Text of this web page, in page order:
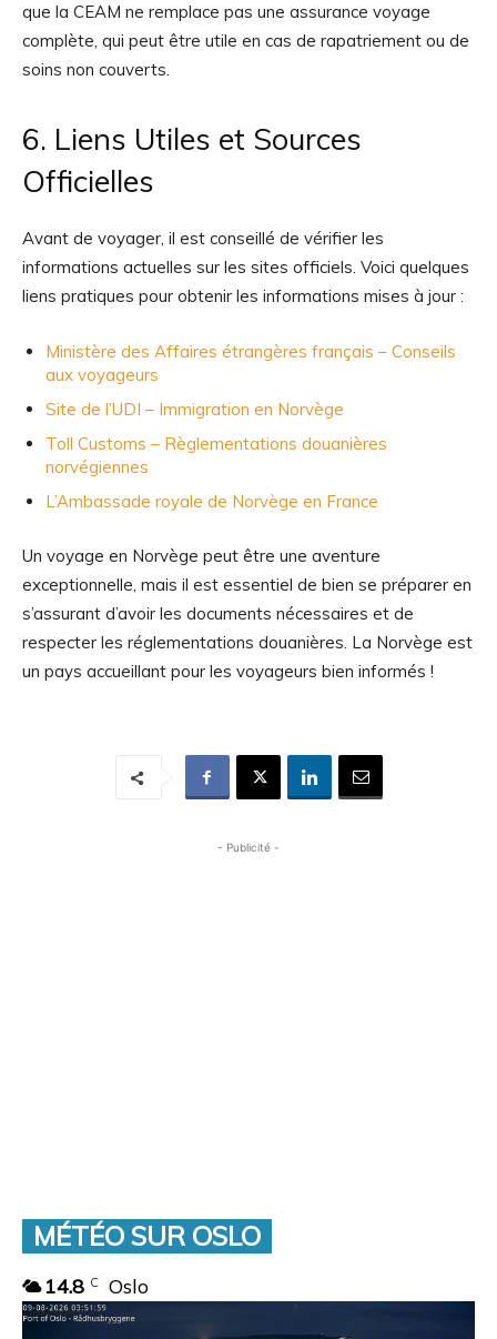
que la CEAM ne remplace pas une assurance voyage
complète, qui peut être utile en cas de rapatriement ou de
soins non couverts.
6. Liens Utiles et Sources
Officielles
Avant de voyager, il est conseillé de vérifier les
informations actuelles sur les sites officiels. Voici quelques
liens pratiques pour obtenir les informations mises à jour :
Ministère des Affaires étrangères français – Conseils
aux voyageurs
Site de l’UDI – Immigration en Norvège
Toll Customs – Règlementations douanières
norvégiennes
L’Ambassade royale de Norvège en France
Un voyage en Norvège peut être une aventure
exceptionnelle, mais il est essentiel de bien se préparer en
s’assurant d’avoir les documents nécessaires et de
respecter les réglementations douanières. La Norvège est
un pays accueillant pour les voyageurs bien informés !
- Publicité -
MÉTÉO SUR OSLO
14.8 C Oslo